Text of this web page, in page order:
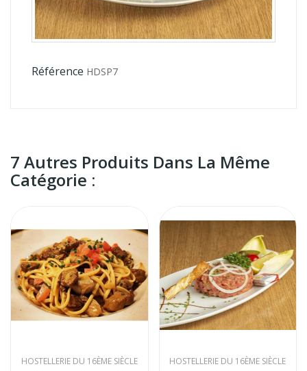
Référence HDSP7
7 Autres Produits Dans La Même
Catégorie :
HOSTELLERIE DU 16ÈME SIÈCLE HOSTELLERIE DU 16ÈME SIÈCLE